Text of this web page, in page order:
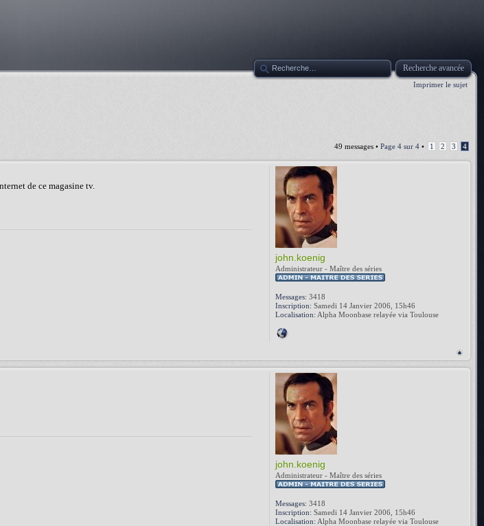
Recherche avancée
Imprimer le sujet
49 messages • Page 4 sur 4 • 1 2 3 4
de ce magasine tv.
john.koenig
Administrateur - Maître des séries
Messages: 3418
Inscription: Samedi 14 Janvier 2006, 15h46
Localisation: Alpha Moonbase relayée via Toulouse
john.koenig
Administrateur - Maître des séries
Messages: 3418
Inscription: Samedi 14 Janvier 2006, 15h46
Localisation: Alpha Moonbase relayée via Toulouse